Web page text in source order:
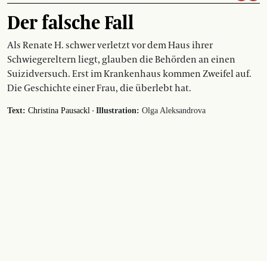
Der falsche Fall
Als Renate H. schwer verletzt vor dem Haus ihrer
Schwiegereltern liegt, glauben die Behörden an einen
Suizidversuch. Erst im Krankenhaus kommen Zweifel auf.
Die Geschichte einer Frau, die überlebt hat.
Text: Christina Pausackl · Illustration: Olga Aleksandrova